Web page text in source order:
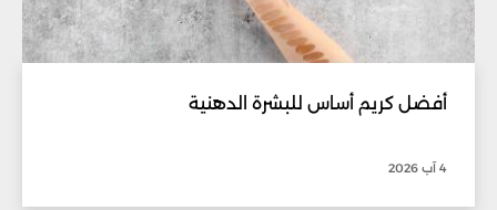
أفضل كريم أساس للبشرة الدهنية
4 آب 2026